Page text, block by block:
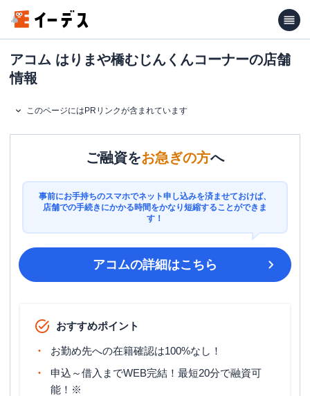
アコム はりまや橋むじんくんコーナーの店舗
情報
このページにはPRリンクが含まれています
ご融資をお急ぎの方へ
事前にお手持ちのスマホでネット申し込みを済ませておけば、
店舗での手続きにかかる時間をかなり短縮することができま
す！
アコムの詳細はこちら
おすすめポイント
お勤め先への在籍確認は100%なし！
申込～借入までWEB完結！最短20分で融資可
能！※